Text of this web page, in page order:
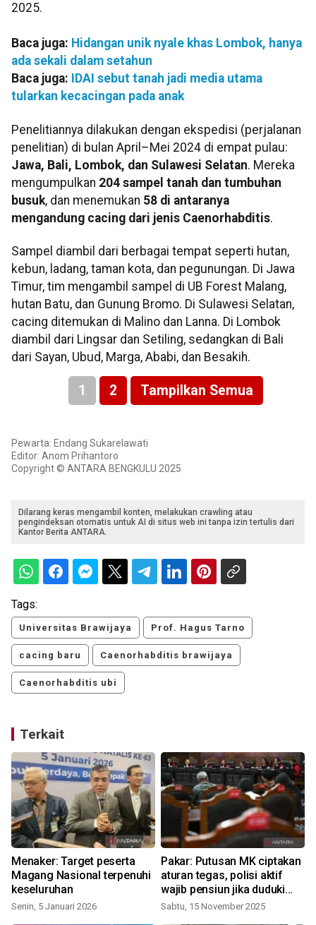
2025.
Baca juga: Hidangan unik nyale khas Lombok, hanya
ada sekali dalam setahun
Baca juga:
IDAI sebut tanah jadi media utama
tularkan kecacingan pada anak
Penelitiannya dilakukan dengan ekspedisi (perjalanan
penelitian) di bulan April–Mei 2024 di empat pulau:
Jawa, Bali, Lombok, dan Sulawesi Selatan. Mereka
mengumpulkan 204 sampel tanah dan tumbuhan
busuk, dan menemukan 58 di antaranya
mengandung cacing dari jenis Caenorhabditis.
Sampel diambil dari berbagai tempat seperti hutan,
kebun, ladang, taman kota, dan pegunungan. Di Jawa
Timur, tim mengambil sampel di UB Forest Malang,
hutan Batu, dan Gunung Bromo. Di Sulawesi Selatan,
cacing ditemukan di Malino dan Lanna. Di Lombok
diambil dari Lingsar dan Setiling, sedangkan di Bali
dari Sayan, Ubud, Marga, Ababi, dan Besakih.
1 2 Tampilkan Semua
Pewarta: Endang Sukarelawati
Editor: Anom Prihantoro
Copyright © ANTARA BENGKULU 2025
Dilarang keras mengambil konten, melakukan crawling atau
pengindeksan otomatis untuk AI di situs web ini tanpa izin tertulis dari
Kantor Berita ANTARA.
Tags:
Universitas Brawijaya Prof. Hagus Tarno
cacing baru Caenorhabditis brawijaya
Caenorhabditis ubi
Terkait
Menaker: Target peserta
Magang Nasional terpenuhi
keseluruhan
Senin, 5 Januari 2026
Pakar: Putusan MK ciptakan
aturan tegas, polisi aktif
wajib pensiun jika duduki
jabatan sipil
Sabtu, 15 November 2025